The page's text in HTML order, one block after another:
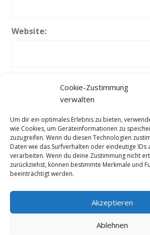
Cookie-Zustimmung
verwalten
Um dir ein optimales Erlebnis zu bieten,
wie Cookies, um Geräteinformationen zu
zuzugreifen. Wenn du diesen Technologien
Daten wie das Surfverhalten oder eindeutige IDs
verarbeiten. Wenn du deine Zustimmung nicht
zurückziehst, können bestimmte Merkmale und
beeinträchtigt werden.
Akzeptieren
Ablehnen
Website:
Kontakt
Newsletter
Datenschutzerklärung
Impressum